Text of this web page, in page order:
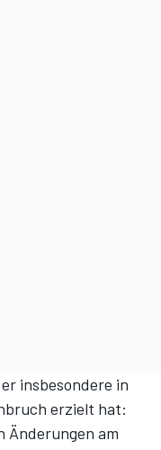
insbesondere in
erzielt hat:
Änderungen am